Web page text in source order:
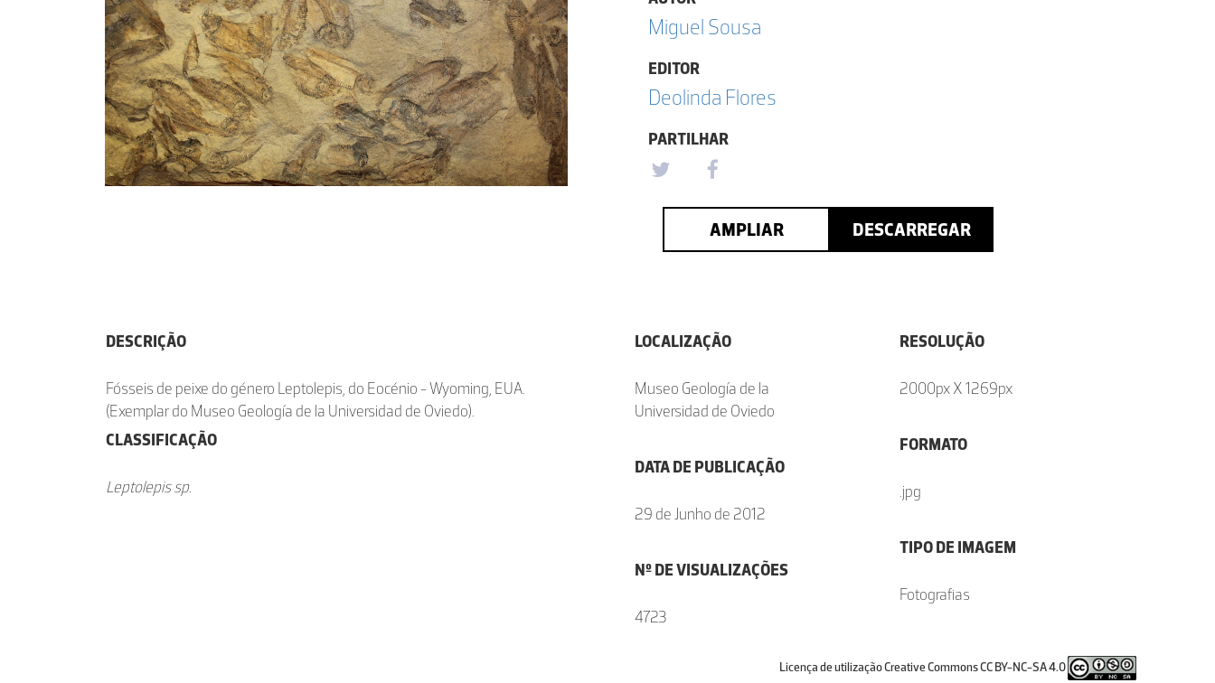
Miguel Sousa
EDITOR
Deolinda Flores
PARTILHAR
AMPLIAR DESCARREGAR
DESCRIÇÃO
Fósseis de peixe do género Leptolepis, do Eocénio - Wyoming, EUA.
(Exemplar do Museo Geología de la Universidad de Oviedo).
CLASSIFICAÇÃO
Leptolepis sp.
LOCALIZAÇÃO
Museo Geología de la
Universidad de Oviedo
DATA DE PUBLICAÇÃO
29 de Junho de 2012
Nº DE VISUALIZAÇÕES
4723
RESOLUÇÃO
2000px X 1269px
FORMATO
.jpg
TIPO DE IMAGEM
Fotografias
Licença de utilização Creative Commons CC BY-NC-SA 4.0